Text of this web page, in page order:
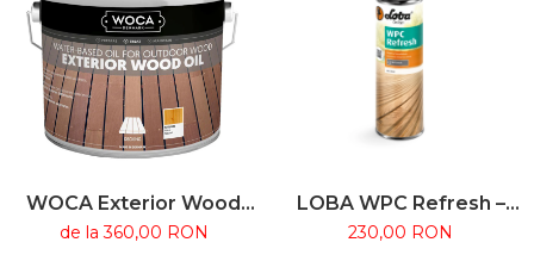
WOCA Exterior Wood
Oil 2.5l – Ulei pe bază de
apă pentru lemn
de la 360,00 RON
LOBA WPC Refresh –
Ulei de întreținere
pentru terase WPC și
230,00 RON